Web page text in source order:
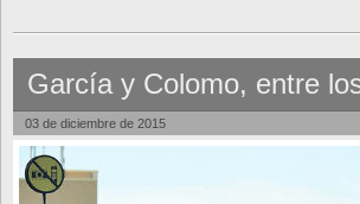
García y Colomo, entre
03 de diciembre de 2015